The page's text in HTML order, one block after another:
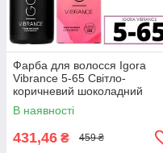
Фарба для волосся Igora
Vibrance 5-65 Світло-
коричневий шоколадний
золотистий 60 мл
В наявності
431,46 ₴ 459 ₴